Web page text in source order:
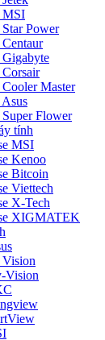
MSI
Power
Master
Flower
tính
MSI
Kenoo
Bitcoin
Viettech
X-Tech
XIGMATEK
Vision